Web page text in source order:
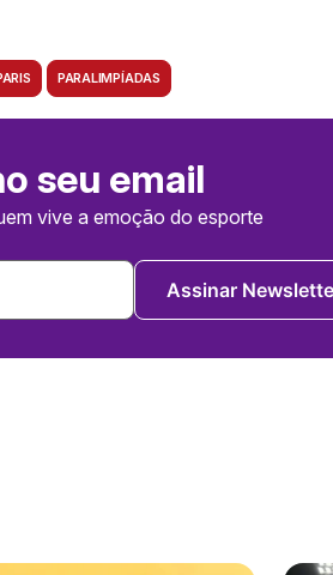
PARALIMPÍADAS
seu email
vive a emoção do esporte
Assinar